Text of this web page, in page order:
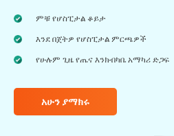
ምቹ የሆስፒታል ቆይታ
እንደ በጀትዎ የሆስፒታል ምርጫዎች
የሁሉም ጊዜ የጤና እንክብካቤ አማካሪ ድጋፍ
አሁን ያማክሩ